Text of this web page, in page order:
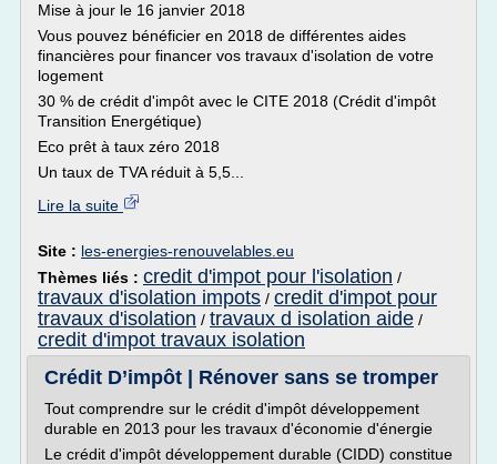
Mise à jour le 16 janvier 2018
Vous pouvez bénéficier en 2018 de différentes aides
financières pour financer vos travaux d'isolation de votre
logement
30 % de crédit d'impôt avec le CITE 2018 (Crédit d'impôt
Transition Energétique)
Eco prêt à taux zéro 2018
Un taux de TVA réduit à 5,5...
Lire la suite
Site : les-energies-renouvelables.eu
Thèmes liés : credit d'impot pour l'isolation /
travaux d'isolation impots / credit d'impot pour
travaux d'isolation / travaux d isolation aide /
credit d'impot travaux isolation
Crédit D’impôt | Rénover sans se tromper
Tout comprendre sur le crédit d'impôt développement
durable en 2013 pour les travaux d'économie d'énergie
Le crédit d'impôt développement durable (CIDD) constitue